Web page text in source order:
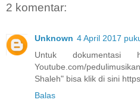
2 komentar:
Unknown 4 April 2017
Untuk
Youtube.com/
Shaleh" bisa klik di sini
Balas